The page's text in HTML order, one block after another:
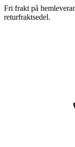
Fri frakt på
returfraktsedel.